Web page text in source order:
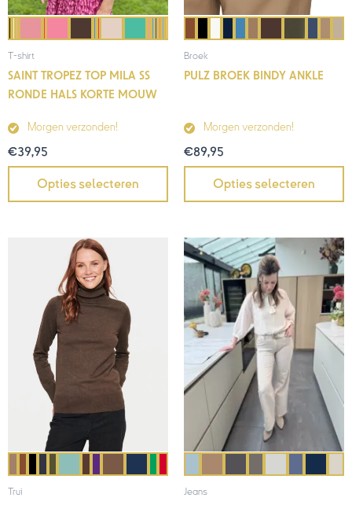
T-shirt
SAINT TROPEZ TOP MILA SS
RONDE HALS KORTE MOUW
Morgen verzonden!
€39,95
Opties selecteren
Broek
PULZ BROEK BINDY ANKLE
Morgen verzonden!
€89,95
Opties selecteren
Trui Jeans